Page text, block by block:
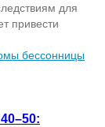
для
привести
бессонницы